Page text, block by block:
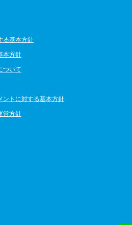
る基本方針
本方針
ついて
ントに対する基本方針
営方針